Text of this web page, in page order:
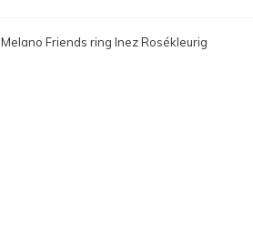
Melano Friends ring Inez Rosékleurig